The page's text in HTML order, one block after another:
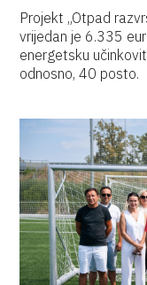
Projekt „Otpad
vrijedan je 6.335
energetsku
odnosno, 40 posto.